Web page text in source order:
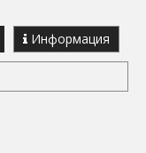
Информация